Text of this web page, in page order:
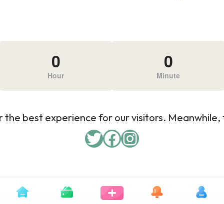
0
Hour
0
Minute
best experience for our visitors. Meanwhile,